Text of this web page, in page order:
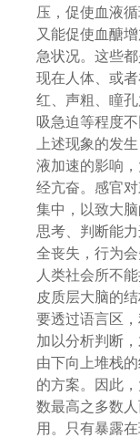
压，促使血液
又能促使血醣
急状况。这些
现在人体、或
红、声粗、瞳
吸急迫等程度不
上述现象的发
液加速的影响
经亢奋。感官
集中，以致大
思考、判断能
全丧失，行为
人类社会所不能
皮质层大脑的
要透过语言区
加以分析判断
由下向上堆栈
的方案。因此
数最高之多数
用。只有暴露